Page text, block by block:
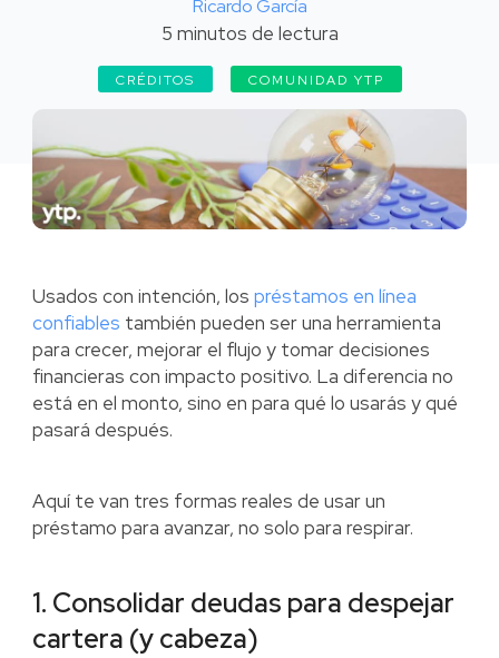
Ricardo García
5 minutos de lectura
CRÉDITOS COMUNIDAD YTP
Usados con intención, los préstamos en línea
confiables también pueden ser una herramienta
para crecer, mejorar el flujo y tomar decisiones
financieras con impacto positivo. La diferencia no
está en el monto, sino en para qué lo usarás y qué
pasará después.
Aquí te van tres formas reales de usar un
préstamo para avanzar, no solo para respirar.
1. Consolidar deudas para despejar
cartera (y cabeza)